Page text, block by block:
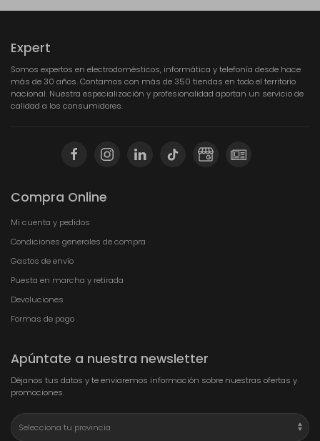
Expert
Somos expertos en electrodomésticos, informática y telefonía desde hace
más de 30 años. Contamos con más de 350 tiendas en todo el territorio
nacional. Nuestra especialización y profesionalidad aportan un servicio de
calidad a los consumidores.
Compra Online
Mi cuenta y pedidos
Condiciones generales de compra
Gastos de envío
Puesta en marcha y retirada
Devoluciones
Formas de pago
Apúntate a nuestra newsletter
Déjanos tus datos y te enviaremos información sobre nuestras ofertas y
promociones.